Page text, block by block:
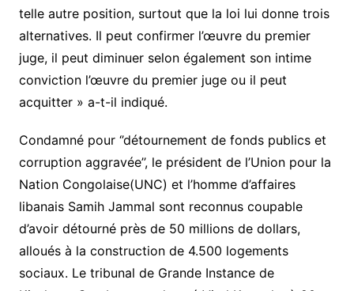
telle autre position, surtout que la loi lui donne trois
alternatives. Il peut confirmer l’œuvre du premier
juge, il peut diminuer selon également son intime
conviction l’œuvre du premier juge ou il peut
acquitter » a-t-il indiqué.
Condamné pour ‘’détournement de fonds publics et
corruption aggravée’’, le président de l’Union pour la
Nation Congolaise(UNC) et l’homme d’affaires
libanais Samih Jammal sont reconnus coupable
d’avoir détourné près de 50 millions de dollars,
alloués à la construction de 4.500 logements
sociaux. Le tribunal de Grande Instance de